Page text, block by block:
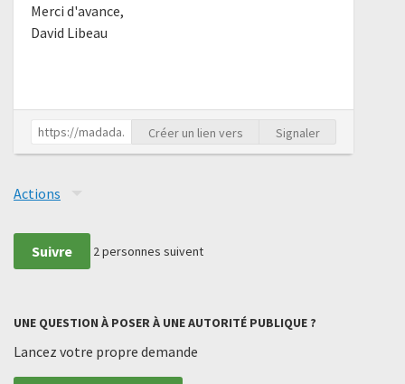
Merci d'avance,
David Libeau
Créer un lien vers Signaler
Actions
Suivre 2personnes suivent
UNE QUESTION À POSER À UNE AUTORITÉ PUBLIQUE ?
Lancez votre propre demande